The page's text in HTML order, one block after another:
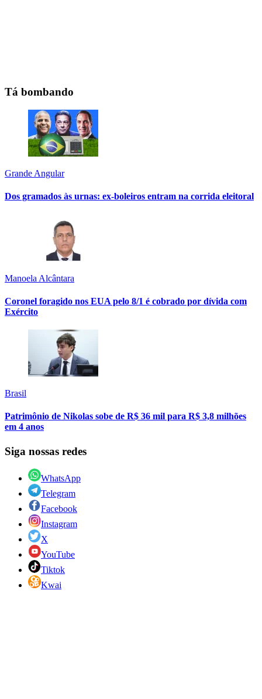
Tá bombando
Grande Angular
Dos gramados às urnas: ex-boleiros entram na corrida eleitoral
Manoela Alcântara
Coronel foragido nos EUA pelo 8/1 é cobrado por dívida com
Exército
Brasil
Patrimônio de Nikolas sobe de R$ 36 mil para R$ 3,8 milhões
em 4 anos
Siga nossas redes
WhatsApp
Telegram
Facebook
Instagram
X
YouTube
Tiktok
Kwai